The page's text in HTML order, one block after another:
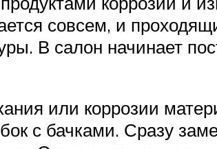
совсем, и
В салон начинает
или коррозии
с бачками. Сразу